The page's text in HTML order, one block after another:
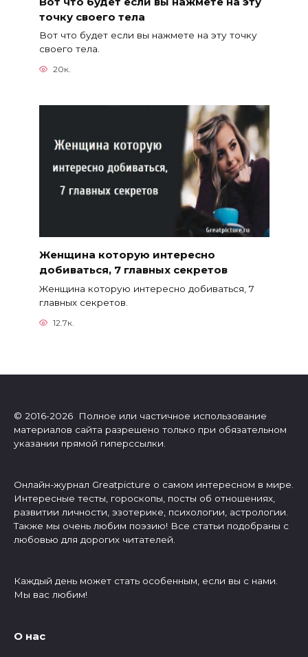
точку своего тела
Вот что будет если вы нажмете на эту точку
своего тела.
20к.
Женщина которую интересно
добиваться, 7 главных секретов
Женщина которую интересно добиваться, 7
главных секретов.
12.7к.
© 2016-2026 Полное или частичное использование
материалов сайта разрешено только при обязательном
указании прямой гиперссылки.
Онлайн-журнал Greatpicture о самом интересном в мире.
Интересные тесты, гороскопы, посты об отношениях,
развитии личности, эзотерике, психологии, астрологии.
Также мы очень любим поэзию! Все статьи подобраны с
любовью для дорогих читателей.
Каждый день может стать особенным, если вы с нами.
Мы вас любим!
О нас